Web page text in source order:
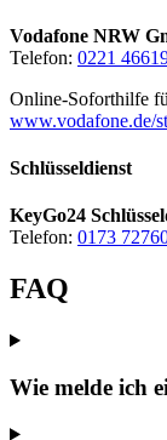
Vodafone NRW
Telefon: 0221
Online-Soforthilfe
www.vodafone.de/
Schlüsseldienst
KeyGo24
Telefon: 0173
FAQ
Wie melde ich